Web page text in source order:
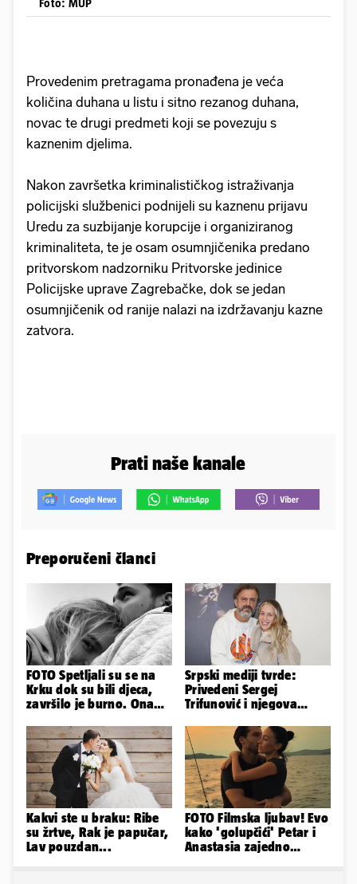
Foto: MUP
Provedenim pretragama pronađena je veća
količina duhana u listu i sitno rezanog duhana,
novac te drugi predmeti koji se povezuju s
kaznenim djelima.
Nakon završetka kriminalističkog istraživanja
policijski službenici podnijeli su kaznenu prijavu
Uredu za suzbijanje korupcije i organiziranog
kriminaliteta, te je osam osumnjičenika predano
pritvorskom nadzorniku Pritvorske jedinice
Policijske uprave Zagrebačke, dok se jedan
osumnjičenik od ranije nalazi na izdržavanju kazne
zatvora.
Prati naše kanale
Preporučeni članci
FOTO Spetljali su se na
Krku dok su bili djeca,
završilo je burno. Ona
Srpski mediji tvrde:
Privedeni Sergej
Trifunović i njegova
incident
Kakvi ste u braku: Ribe
su žrtve, Rak je papučar,
Lav pouzdan...
FOTO Filmska ljubav! Evo
kako 'golupčići' Petar i
Anastasia zajedno